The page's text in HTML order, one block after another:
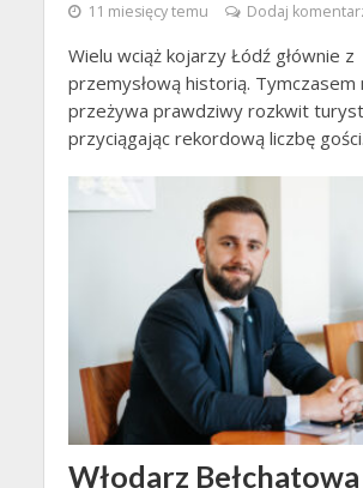
11 miesięcy temu Dodaj
Wielu wciąż kojarzy Łódź głównie z
przemysłową historią. Tymczasem
przeżywa prawdziwy rozkwit
przyciągając rekordową liczbę
Włodarz Bełchatowa